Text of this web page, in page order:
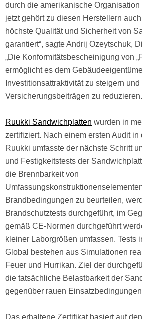
durch die amerikanische Organisation
jetzt gehört zu diesen Herstellern
höchste Qualität und Sicherheit von
garantiert“, sagte Andrij Ozeytschuk,
„Die Konformitätsbescheinigung von
ermöglicht es dem
Investitionsattraktivität zu steigern und
Versicherungsbeiträgen zu
Ruukki Sandwichplatten wurden in
zertifiziert. Nach einem ersten Audit in
Ruukki umfasste der nächste Schritt
und Festigkeitstests der
die Brennbarkeit von
Brandbedingungen zu beurteilen,
Brandschutztests durchgeführt, im
gemäß CE-Normen durchgeführt
kleiner Laborgrößen umfassen. Tests
Global bestehen aus Simulationen
Feuer und Hurrikan. Ziel der
die tatsächliche Belastbarkeit der
gegenüber rauen
Das erhaltene Zertifikat basiert auf